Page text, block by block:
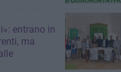
entrano in
ma